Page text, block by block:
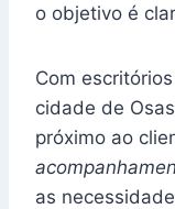
o objetivo é
Com
cidade de
próximo ao
as